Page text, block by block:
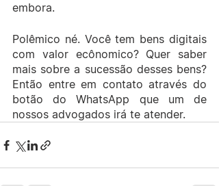
embora.
Polêmico né. Você tem bens digitais
com valor ecônomico? Quer saber
mais sobre a sucessão desses bens?
Então entre em contato através do
botão do WhatsApp que um de
nossos advogados irá te atender.